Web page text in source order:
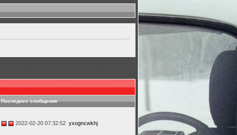
Последнее сообщение
2022-02-20 07:32:52 yxogncwkhj